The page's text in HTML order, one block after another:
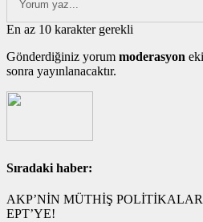
En az 10 karakter gerekli
Gönderdiğiniz yorum moderasyon
sonra yayınlanacaktır.
Sıradaki haber:
AKP’NİN MÜTHİŞ
EPT’YE!